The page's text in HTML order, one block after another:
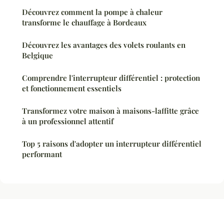
Découvrez comment la pompe à chaleur
transforme le chauffage à Bordeaux
Découvrez les avantages des volets roulants en
Belgique
Comprendre l'interrupteur différentiel : protection
et fonctionnement essentiels
Transformez votre maison à maisons-laffitte grâce
à un professionnel attentif
Top 5 raisons d'adopter un interrupteur différentiel
performant